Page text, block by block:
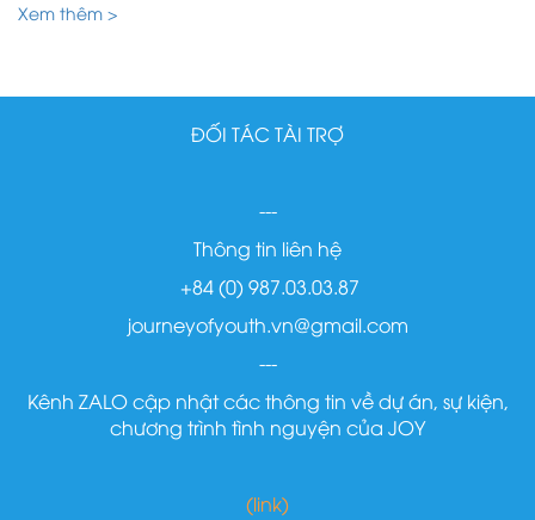
Xem thêm >
ĐỐI TÁC TÀI TRỢ
---
Thông tin liên hệ
+84 (0) 987.03.03.87
journeyofyouth.vn@gmail.com
---
Kênh ZALO cập nhật các thông tin về dự án, sự kiện,
chương trình tình nguyện của JOY
(link)